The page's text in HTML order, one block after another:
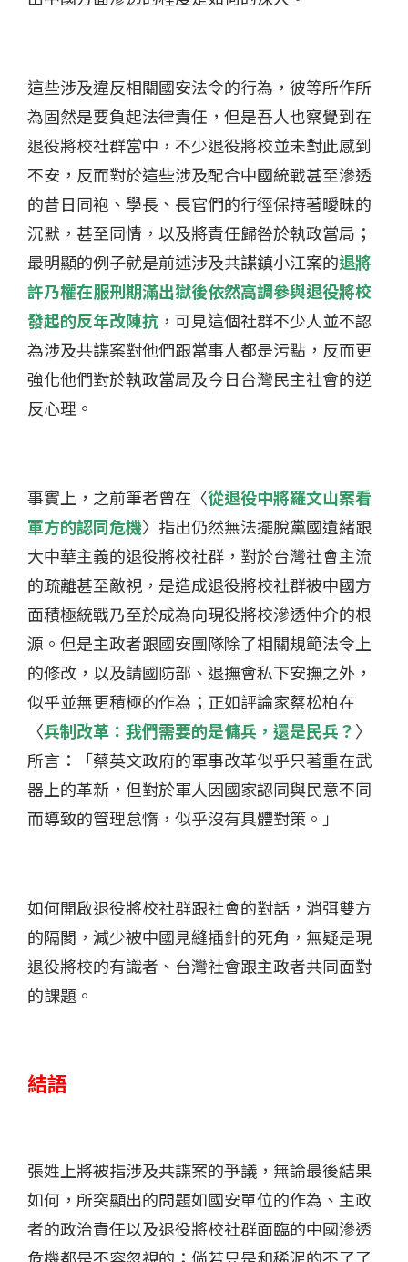
這些涉及違反相關國安法令的行為，彼等所作所
為固然是要負起法律責任，但是吾人也察覺到在
退役將校社群當中，不少退役將校並未對此感到
不安，反而對於這些涉及配合中國統戰甚至滲透
的昔日同袍、學長、長官們的行徑保持著曖昧的
沉默，甚至同情，以及將責任歸咎於執政當局；
最明顯的例子就是前述涉及共諜鎮小江案的退將
許乃權在服刑期滿出獄後依然高調參與退役將校
發起的反年改陳抗 ，可見這個社群不少人並不認
為涉及共諜案對他們跟當事人都是污點，反而更
強化他們對於執政當局及今日台灣民主社會的逆
反心理。
事實上，之前筆者曾在〈從退役中將羅文山案看
軍方的認同危機〉指出仍然無法擺脫黨國遺緒跟
大中華主義的退役將校社群，對於台灣社會主流
的疏離甚至敵視，是造成退役將校社群被中國方
面積極統戰乃至於成為向現役將校滲透仲介的根
源。但是主政者跟國安團隊除了相關規範法令上
的修改，以及請國防部、退撫會私下安撫之外，
似乎並無更積極的作為；正如評論家蔡松柏在
〈兵制改革：我們需要的是傭兵，還是民兵？〉
所言：「蔡英文政府的軍事改革似乎只著重在武
器上的革新，但對於軍人因國家認同與民意不同
而導致的管理怠惰，似乎沒有具體對策。」
如何開啟退役將校社群跟社會的對話，消弭雙方
的隔閡，減少被中國見縫插針的死角，無疑是現
退役將校的有識者、台灣社會跟主政者共同面對
的課題。
結語
張姓上將被指涉及共諜案的爭議，無論最後結果
如何，所突顯出的問題如國安單位的作為、主政
者的政治責任以及退役將校社群面臨的中國滲透